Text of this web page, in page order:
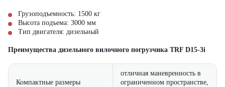
Грузоподъемность: 1500 кг
Высота подъема: 3000 мм
Тип двигателя: дизельный
Преимущества дизельного вилочного погрузчика TRF D15-3i
Компактные размеры
отличная маневренность в
ограниченном пространстве,